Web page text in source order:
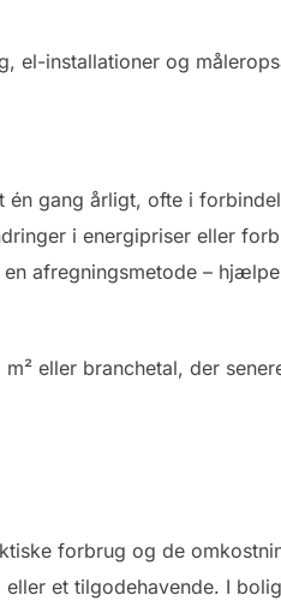
el-installationer og
gang årligt, ofte i
i energipriser eller
afregningsmetode –
eller branchetal, der
forbrug og de
et tilgodehavende. I